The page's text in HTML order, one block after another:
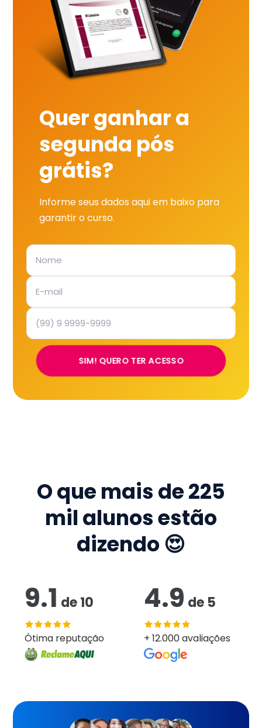
Quer ganhar a
segunda pós
grátis?
Informe seus dados aqui em baixo para
garantir o curso.
SIM! QUERO TER ACESSO
O que mais de225
mil alunos estão
dizendo 😍
9.1 de10
Ótima reputação
4.9 de 5
+ 12.000 avaliações